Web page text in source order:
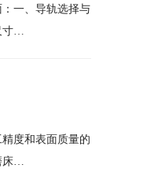
一、导轨选择与
寸…
度和表面质量的
床…